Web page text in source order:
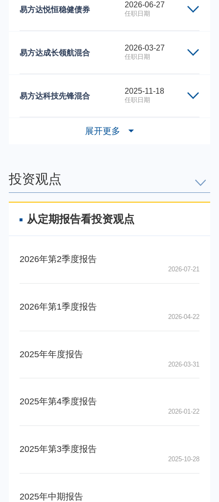
客服中心
易方达悦恒稳健债券
2026-06-27
任职日期
易方达成长领航混合
2026-03-27
任职日期
026645
易方达科技先锋混合
2025-11-18
任职日期
下属基金类别份额类别的代码
展开更多
投资观点
从定期报告看投资观点
2026年第2季度报告
2026-07-21
2026年第1季度报告
2026-04-22
2025年年度报告
2026-03-31
2025年第4季度报告
2026-01-22
2025年第3季度报告
2025-10-28
2025年中期报告